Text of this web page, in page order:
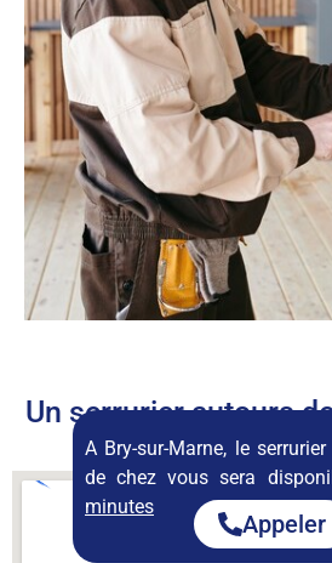
Un serrurier autours
A Bry-sur-Marne, le
de chez vous sera
minutes
Appeler